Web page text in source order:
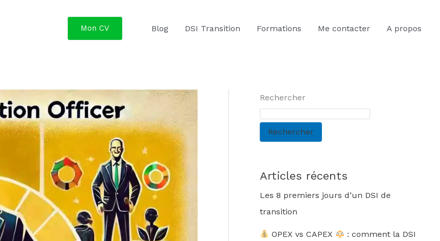
Mon CV Blog DSI Transition Formations Me contacter A propos
Rechercher
Rechercher
Articles récents
Les 8 premiers jours d’un DSI de
transition
OPEX vs CAPEX
: comment la DSI